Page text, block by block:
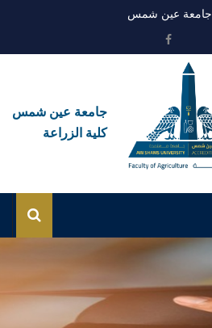
جامعة عين شمس
جامعة عين شمس
كلية الزراعة
إدارة العلاقات الثقافية والجوائز والبحوث